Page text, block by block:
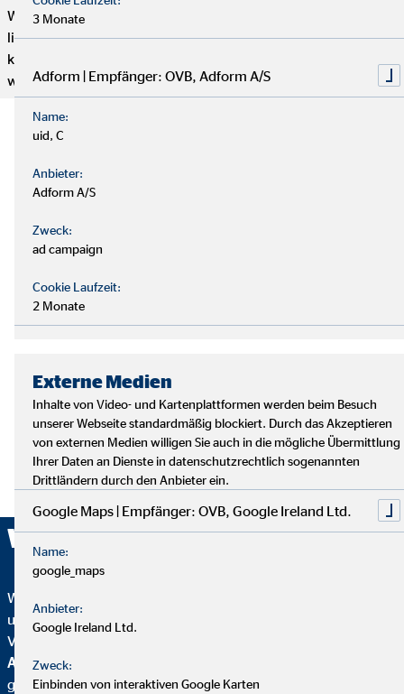
Wenn du genug von einem langweiligen 9-to-5 Job hast und
lieber selbstständig arbeiten möchtest, aber trotzdem mit
kompetenten und freundlichen Kollegen zusammenarbeiten
willst, dann bist du hier genau richtig.
Wir sind ausgezeichnet!
Wir wurden mehrfach ausgezeichnet – ein starkes Zeichen für
unser Engagement in Qualität, Fairness und Nachhaltigkeit.
Von
Altersvorsorgeberatung und als fairster Finanzvertrieb
geehrt. Zusätzlich erhielten wir vomHandelsblatt
3 Monate
Adform | Empfänger: OVB, Adform A/S
Name:
uid, C
Anbieter:
Adform A/S
Zweck:
ad campaign
Cookie Laufzeit:
2 Monate
Externe Medien
Inhalte von Video- und Kartenplattformen werden beim Besuch
unserer Webseite standardmäßig blockiert. Durch das Akzeptieren
von externen Medien willigen Sie auch in die mögliche Übermittlung
Ihrer Daten an Dienste in datenschutzrechtlich sogenannten
Drittländern durch den Anbieter ein.
Google Maps | Empfänger: OVB, Google Ireland Ltd.
Name:
google_maps
Anbieter:
Google Ireland Ltd.
Zweck:
Einbinden von interaktiven Google Karten